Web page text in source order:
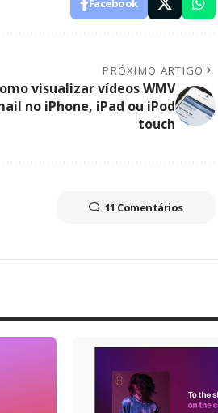
Facebook
PRÓXIMO ARTIGO
visualizar vídeos WMV
no iPhone, iPad ou iPod
touch
11 Comentários